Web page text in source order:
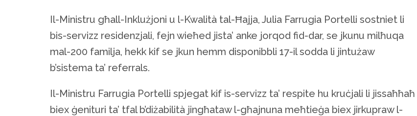
Il-Ministru għall-Inklużjoni u l-Kwalità tal-Ħajja, Julia Farrugia Portelli sostniet li
bis-servizz residenzjali, fejn wieħed jista’ anke jorqod fid-dar, se jkunu milħuqa
mal-200 familja, hekk kif se jkun hemm disponibbli 17-il sodda li jintużaw
b’sistema ta’ referrals.
Il-Ministru Farrugia Portelli spjegat kif is-servizz ta’ respite hu kruċjali li jissaħħaħ
biex ġenituri ta’ tfal b’diżabilità jingħataw l-għajnuna meħtieġa biex jirkupraw l-